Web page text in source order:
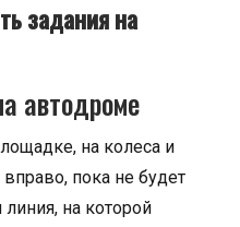
задания на
автодроме
на колеса и
пока не будет
на которой